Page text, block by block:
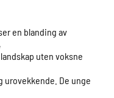
en blanding av
uten voksne
De unge